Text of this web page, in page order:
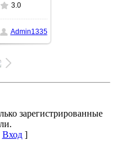
3.0
Admin1335
зарегистрированные
Вход]